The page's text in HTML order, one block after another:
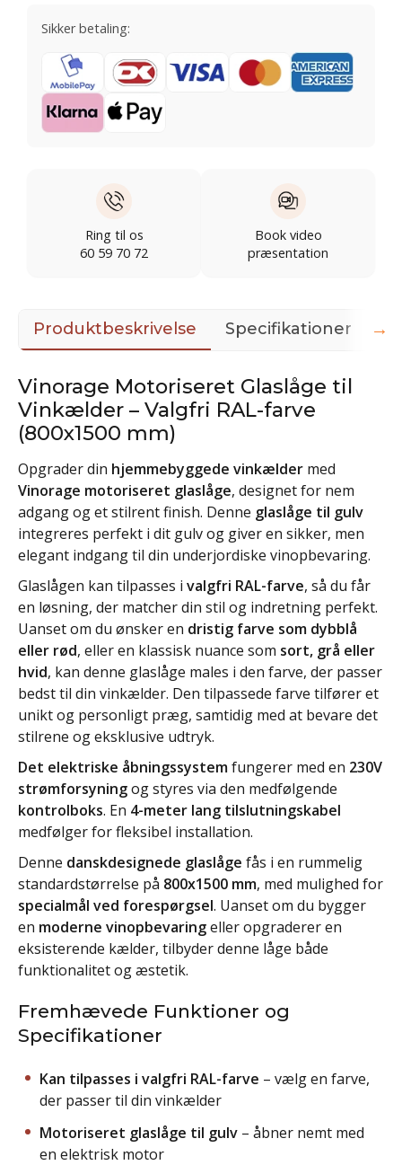
Sikker betaling:
Ring til os
60 59 70 72
Book video
præsentation
Produktbeskrivelse Specifikationer
Vinorage Motoriseret Glaslåge til
Vinkælder – Valgfri RAL-farve
(800x1500 mm)
Opgrader din hjemmebyggede vinkælder med
Vinorage motoriseret glaslåge, designet for nem
adgang og et stilrent finish. Denne glaslåge til gulv
integreres perfekt i dit gulv og giver en sikker, men
elegant indgang til din underjordiske vinopbevaring.
Glaslågen kan tilpasses i valgfri RAL-farve, så du får
en løsning, der matcher din stil og indretning perfekt.
Uanset om du ønsker en dristig farve som dybblå
eller rød, eller en klassisk nuance som sort, grå eller
hvid, kan denne glaslåge males i den farve, der passer
bedst til din vinkælder. Den tilpassede farve tilfører et
unikt og personligt præg, samtidig med at bevare det
stilrene og eksklusive udtryk.
Det elektriske åbningssystemfungerer med en 230V
strømforsyningog styres via den medfølgende
kontrolboks. En 4-meter lang tilslutningskabel
medfølger for fleksibel installation.
Denne danskdesignede glaslåge fås i en rummelig
standardstørrelse på 800x1500 mm, med mulighed for
specialmål ved forespørgsel. Uanset om du bygger
en moderne vinopbevaringeller opgraderer en
eksisterende kælder, tilbyder denne låge både
funktionalitet og æstetik.
Fremhævede Funktioner og
Specifikationer
Kan tilpasses i valgfri RAL-farve – vælg en farve,
der passer til din vinkælder
Motoriseret glaslåge til gulv – åbner nemt med
en elektrisk motor
→